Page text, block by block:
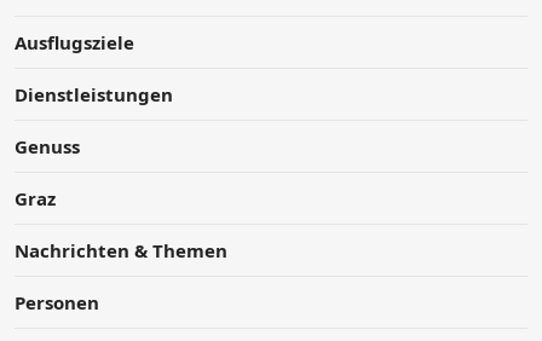
Ausflugsziele
Dienstleistungen
Genuss
Graz
Nachrichten & Themen
Personen